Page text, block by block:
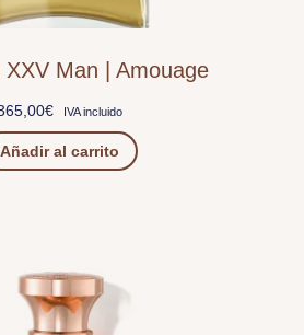
XXV Man | Amouage
€ IVA incluido
Añadir al carrito